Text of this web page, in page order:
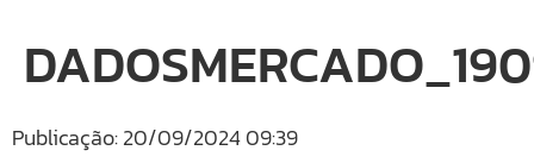
Publicação: 20/09/2024 09:39